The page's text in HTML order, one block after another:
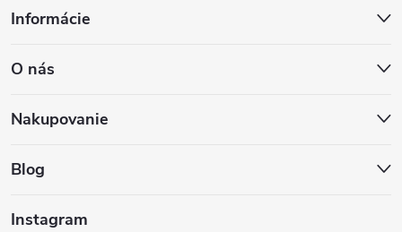
p
ä
Informácie
O nás
Nakupovanie
Blog
Instagram